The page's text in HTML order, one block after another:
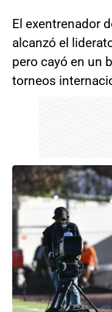
El exentrenador
alcanzó el
pero cayó en un
torneos